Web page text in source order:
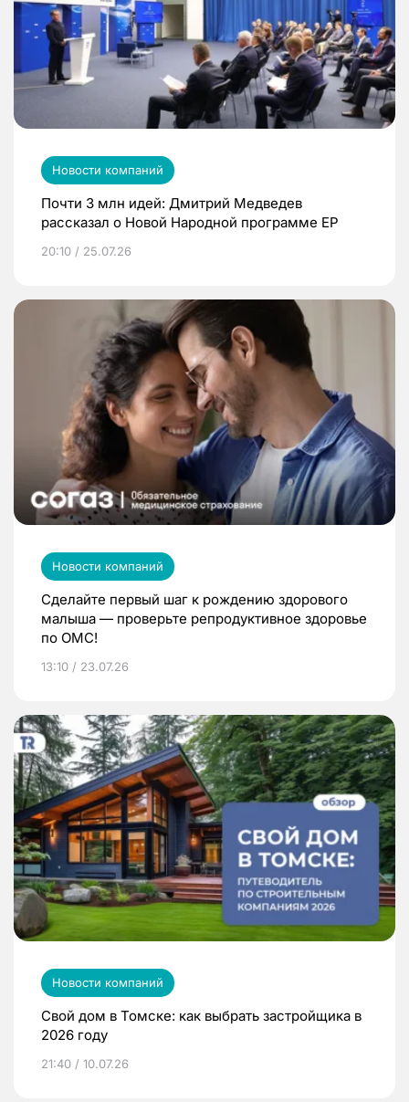
Новости компаний
Почти 3 млн идей: Дмитрий Медведев
рассказал о Новой Народной программе ЕР
20:10 / 25.07.26
Новости компаний
Сделайте первый шаг к рождению здорового
малыша — проверьте репродуктивное здоровье
по ОМС!
13:10 / 23.07.26
Новости компаний
Свой дом в Томске: как выбрать застройщика в
2026 году
21:40 / 10.07.26